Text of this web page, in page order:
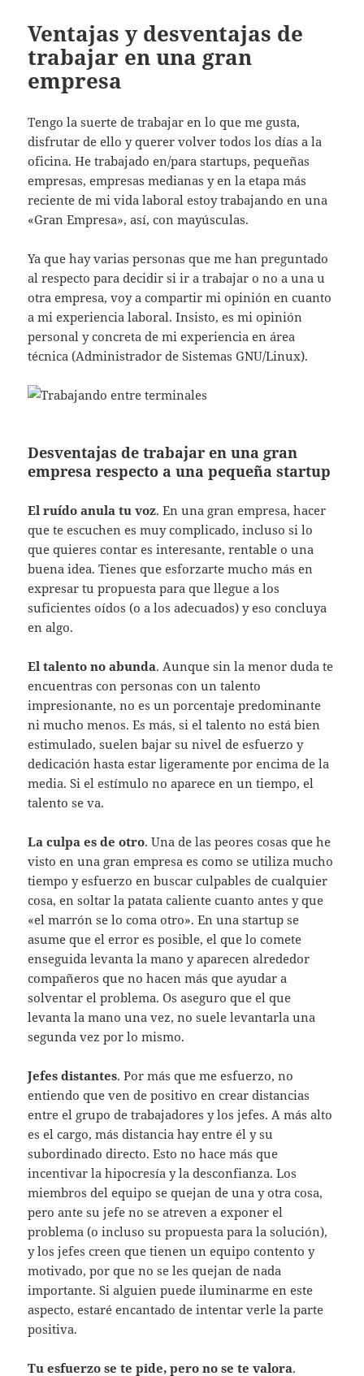
Ventajas y desventajas de
trabajar en una gran
empresa
Tengo la suerte de trabajar en lo que me gusta,
disfrutar de ello y querer volver todos los días a la
oficina. He trabajado en/para startups, pequeñas
empresas, empresas medianas y en la etapa más
reciente de mi vida laboral estoy trabajando en una
«Gran Empresa», así, con mayúsculas.
Ya que hay varias personas que me han preguntado
al respecto para decidir si ir a trabajar o no a una u
otra empresa, voy a compartir mi opinión en cuanto
a mi experiencia laboral. Insisto, es mi opinión
personal y concreta de mi experiencia en área
técnica (Administrador de Sistemas GNU/Linux).
Desventajas de trabajar en una gran
empresa respecto a una pequeña startup
El ruído anula tu voz. En una gran empresa, hacer
que te escuchen es muy complicado, incluso si lo
que quieres contar es interesante, rentable o una
buena idea. Tienes que esforzarte mucho más en
expresar tu propuesta para que llegue a los
suficientes oídos (o a los adecuados) y eso concluya
en algo.
El talento no abunda. Aunque sin la menor duda te
encuentras con personas con un talento
impresionante, no es un porcentaje predominante
ni mucho menos. Es más, si el talento no está bien
estimulado, suelen bajar su nivel de esfuerzo y
dedicación hasta estar ligeramente por encima de la
media. Si el estímulo no aparece en un tiempo, el
talento se va.
La culpa es de otro. Una de las peores cosas que he
visto en una gran empresa es como se utiliza mucho
tiempo y esfuerzo en buscar culpables de cualquier
cosa, en soltar la patata caliente cuanto antes y que
«el marrón se lo coma otro». En una startup se
asume que el error es posible, el que lo comete
enseguida levanta la mano y aparecen alrededor
compañeros que no hacen más que ayudar a
solventar el problema. Os aseguro que el que
levanta la mano una vez, no suele levantarla una
segunda vez por lo mismo.
Jefes distantes. Por más que me esfuerzo, no
entiendo que ven de positivo en crear distancias
entre el grupo de trabajadores y los jefes. A más alto
es el cargo, más distancia hay entre él y su
subordinado directo. Esto no hace más que
incentivar la hipocresía y la desconfianza. Los
miembros del equipo se quejan de una y otra cosa,
pero ante su jefe no se atreven a exponer el
problema (o incluso su propuesta para la solución),
y los jefes creen que tienen un equipo contento y
motivado, por que no se les quejan de nada
importante. Si alguien puede iluminarme en este
aspecto, estaré encantado de intentar verle la parte
positiva.
Tu esfuerzo se te pide, pero no se te valora.